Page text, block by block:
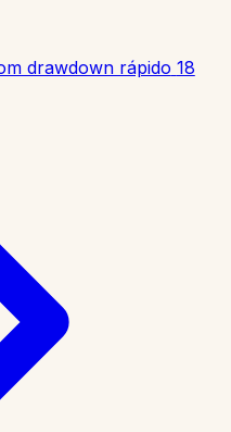
drawdown rápido 18